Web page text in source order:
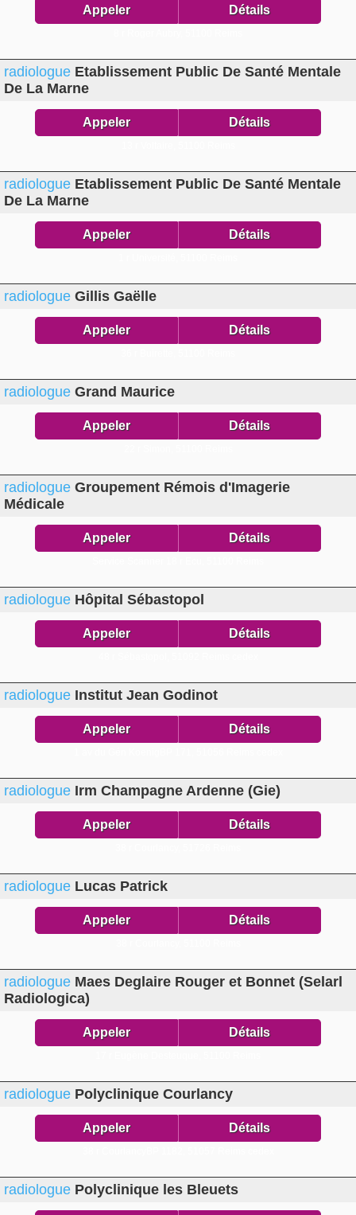
Appeler Détails
radiologue Etablissement Public De Santé Mentale
De La Marne
Appeler Détails
radiologue Etablissement Public De Santé Mentale
De La Marne
Appeler Détails
radiologue Gillis Gaëlle
Appeler Détails
radiologue Grand Maurice
Appeler Détails
radiologue Groupement Rémois d'Imagerie
Médicale
Appeler Détails
radiologue Hôpital Sébastopol
Appeler Détails
radiologue Institut Jean Godinot
Appeler Détails
radiologue Irm Champagne Ardenne (Gie)
Appeler Détails
radiologue Lucas Patrick
Appeler Détails
radiologue Maes Deglaire Rouger et Bonnet (Selarl
Radiologica)
Appeler Détails
radiologue Polyclinique Courlancy
Appeler Détails
radiologue Polyclinique les Bleuets